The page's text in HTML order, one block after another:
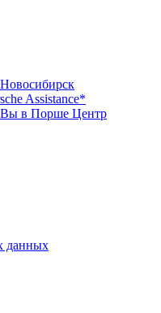
Assistance*
Вы в Порше Центр
данных